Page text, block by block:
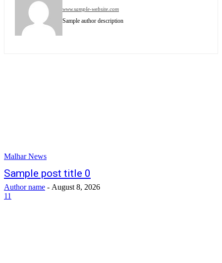
www.sample-website.com
Sample author description
Malhar News
Sample post title 0
Author name - August 8, 2026
11